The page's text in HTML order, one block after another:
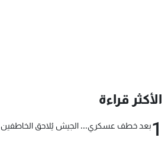
الأكثر قراءة
1بعد خطف عسكري... الجيش يُلاحق الخاطفين